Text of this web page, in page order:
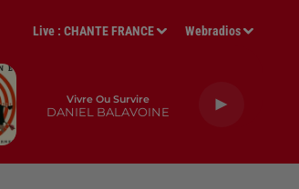
Live :CHANTE FRANCE Webradios
Vivre Ou Survire
DANIEL BALAVOINE